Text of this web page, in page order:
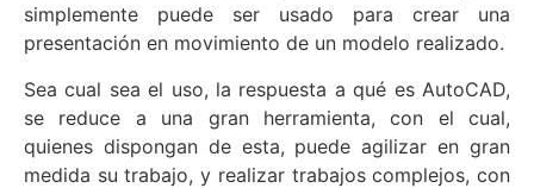
simplemente puede ser usado para crear una
presentación en movimiento de un modelo realizado.
Sea cual sea el uso, la respuesta a qué es AutoCAD,
se reduce a una gran herramienta, con el cual,
quienes dispongan de esta, puede agilizar en gran
medida su trabajo, y realizar trabajos complejos, con